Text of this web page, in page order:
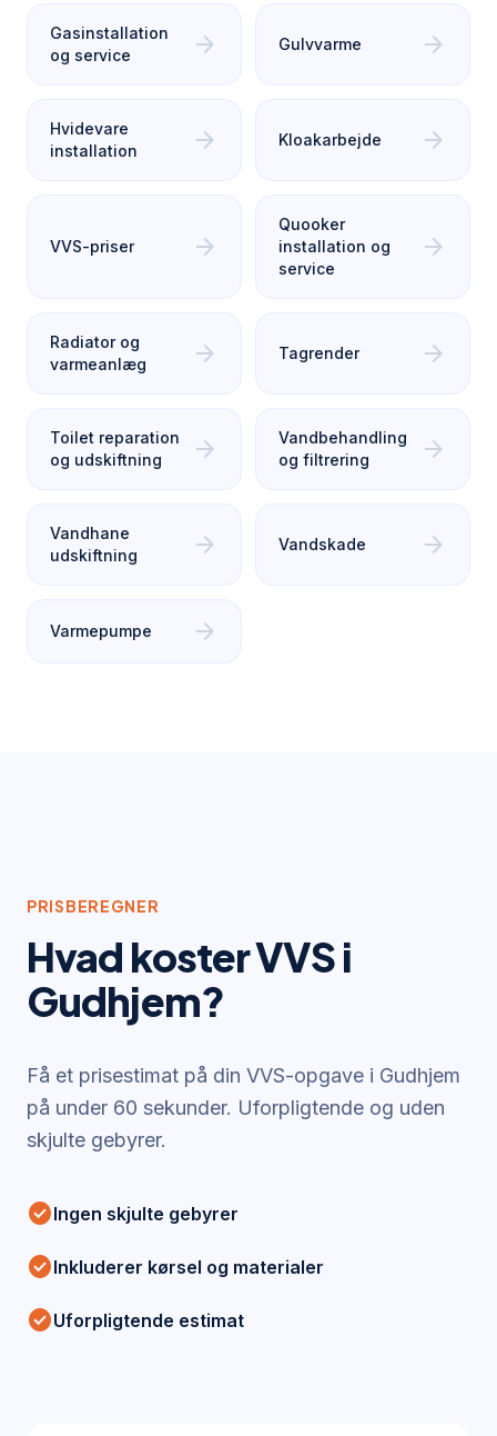
Gasinstallation
og service
arrow_forward Gulvvarme arrow_forward
Hvidevare
installation
arrow_forward Kloakarbejde arrow_forward
VVS-priser arrow_forward
Quooker
installation og
service
arrow_forward
Radiator og
varmeanlæg
arrow_forward Tagrender arrow_forward
Toilet reparation
og udskiftning
arrow_forward
Vandbehandling
og filtrering
arrow_forward
Vandhane
udskiftning
arrow_forward Vandskade arrow_forward
Varmepumpe arrow_forward
PRISBEREGNER
Hvad koster VVS i
Gudhjem?
Få et prisestimat på din VVS-opgave i Gudhjem
på under 60 sekunder. Uforpligtende og uden
skjulte gebyrer.
check_circleIngen skjulte gebyrer
check_circleInkluderer kørsel og materialer
check_circleUforpligtende estimat